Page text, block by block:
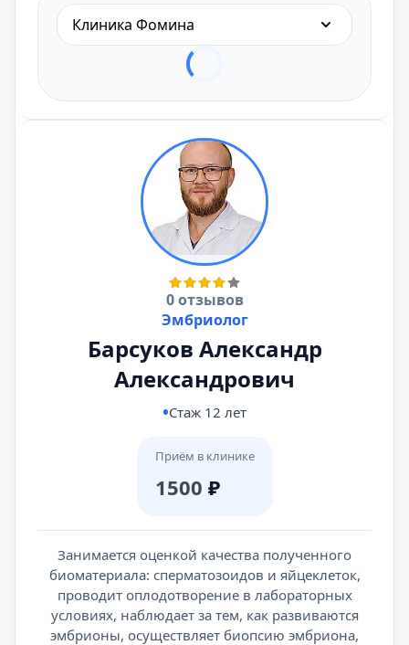
Клиника Фомина
0 отзывов
Эмбриолог
Барсуков Александр
Александрович
Стаж 12 лет
Приём в клинике
1500 ₽
Занимается оценкой качества полученного
биоматериала: сперматозоидов и яйцеклеток,
проводит оплодотворение в лабораторных
условиях, наблюдает за тем, как развиваются
эмбрионы, осуществляет биопсию эмбриона,